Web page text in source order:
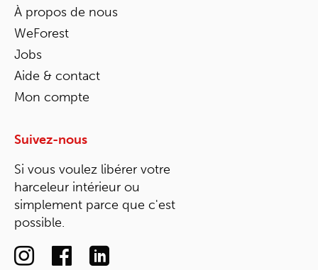
À propos de nous
WeForest
Jobs
Aide & contact
Mon compte
Suivez-nous
Si vous voulez libérer votre
harceleur intérieur ou
simplement parce que c'est
possible.